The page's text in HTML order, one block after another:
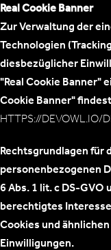
Real Cookie Banner
Zur Verwaltung der
Technologien
diesbezüglicher
"Real Cookie Banner"
Cookie Banner"
HTTPS://DEVOWL.IO/
Rechtsgrundlagen für
personenbezogenen
6 Abs. 1 lit. c DS-GVO
berechtigtes
Cookies und
Einwilligungen.